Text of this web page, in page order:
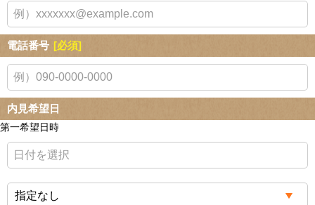
電話番号 [必須]
内見希望日
第一希望日時